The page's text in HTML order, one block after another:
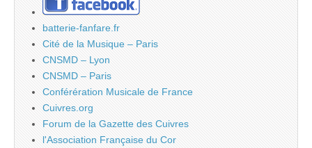
batterie-fanfare.fr
Cité de la Musique – Paris
CNSMD – Lyon
CNSMD – Paris
Conférération Musicale de France
Cuivres.org
Forum de la Gazette des Cuivres
l'Association Française du Cor